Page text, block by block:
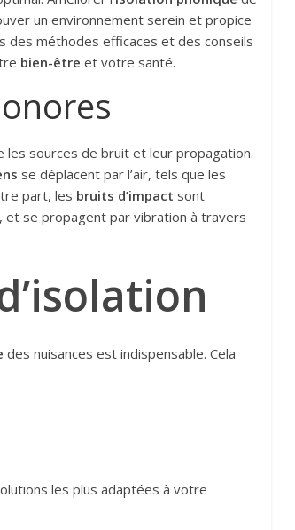
un environnement serein et propice
des méthodes efficaces et des conseils
bien-être et votre santé.
les sources de bruit et leur propagation.
se déplacent par l’air, tels que les
part, les bruits d’impact sont
et se propagent par vibration à travers
des nuisances est indispensable. Cela
les plus adaptées à votre